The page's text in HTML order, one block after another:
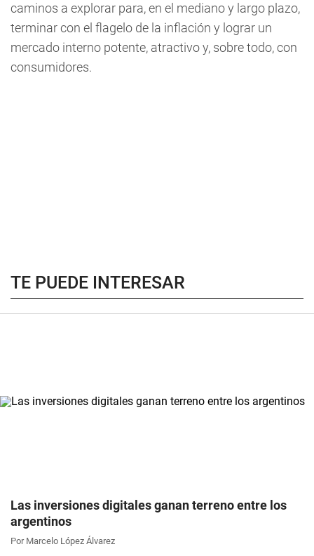
caminos a explorar para, en el mediano y largo plazo,
terminar con el flagelo de la inflación y lograr un
mercado interno potente, atractivo y, sobre todo, con
consumidores.
TE PUEDE INTERESAR
Las inversiones digitales ganan terreno entre los
argentinos
Por Marcelo López Álvarez